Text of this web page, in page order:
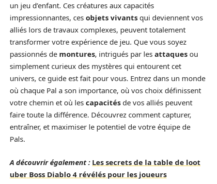
un jeu d’enfant. Ces créatures aux capacités
impressionnantes, ces objets vivants qui deviennent vos
alliés lors de travaux complexes, peuvent totalement
transformer votre expérience de jeu. Que vous soyez
passionnés de montures, intrigués par les attaques ou
simplement curieux des mystères qui entourent cet
univers, ce guide est fait pour vous. Entrez dans un monde
où chaque Pal a son importance, où vos choix définissent
votre chemin et où les capacités de vos alliés peuvent
faire toute la différence. Découvrez comment capturer,
entraîner, et maximiser le potentiel de votre équipe de
Pals.
A découvrir également : Les secrets de la table de loot
uber Boss Diablo 4 révélés pour les joueurs